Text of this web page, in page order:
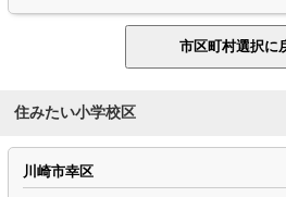
住みたい小学校区
川崎市幸区